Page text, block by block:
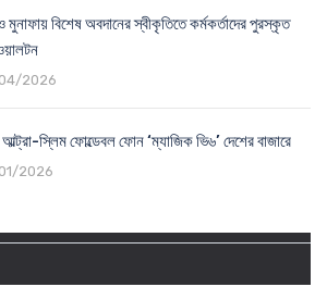
মুনাফায় বিশেষ অবদানের স্বীকৃতিতে কর্মকর্তাদের পুরস্কৃত
2026
স্লিম ফোল্ডেবল ফোন ‘ম্যাজিক ভি৬’ দেশের বাজারে
2026